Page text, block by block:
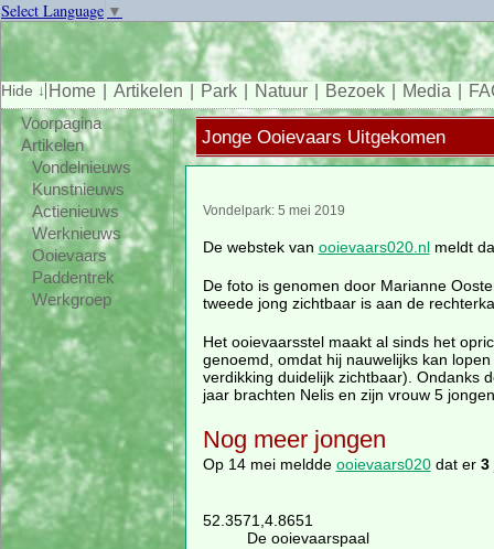
Select Language ▼
Home Artikelen Park Natuur Bezoek Media
Voorpagina
Artikelen
Vondelnieuws
Kunstnieuws
Actienieuws
Werknieuws
Ooievaars
Paddentrek
Werkgroep
Jonge Ooievaars Uitgekomen
Vondelpark: 5 mei 2019
De webstek van ooievaars020.nlmeldt
De foto is genomen door Marianne
tweede jong zichtbaar is aan de
Het ooievaarsstel maakt al sinds het
genoemd, omdat hij nauwelijks kan
verdikking duidelijk zichtbaar). Ondanks
jaar brachten Nelis en zijn vrouw 5
Nog meer jongen
Op 14 mei meldde ooievaars020dat er 3
52.3571,4.8651
De ooievaarspaal